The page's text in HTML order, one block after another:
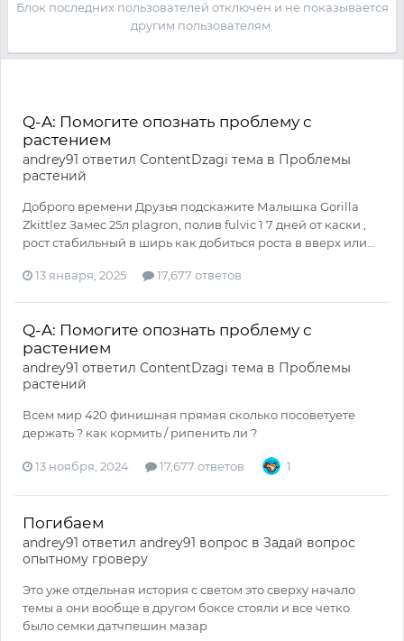
Блок последних пользователей отключён и не показывается
другим пользователям.
Q-A: Помогите опознать проблему с
растением
andrey91 ответил ContentDzagi тема в Проблемы
растений
Доброго времени Друзья подскажите Малышка Gorilla
Zkittlez Замес 25л plagron, полив fulvic 1 7 дней от каски ,
рост стабильный в ширь как добиться роста в вверх или...
13 января, 2025 17,677 ответов
Q-A: Помогите опознать проблему с
растением
andrey91 ответил ContentDzagi тема в Проблемы
растений
Всем мир 420 финишная прямая сколько посоветуете
держать ? как кормить / рипенить ли ?
13 ноября, 2024 17,677 ответов 1
Погибаем
andrey91 ответил andrey91 вопрос в Задай вопрос
опытному гроверу
Это уже отдельная история с светом это сверху начало
темы а они вообще в другом боксе стояли и все четко
было семки датчпешин мазар